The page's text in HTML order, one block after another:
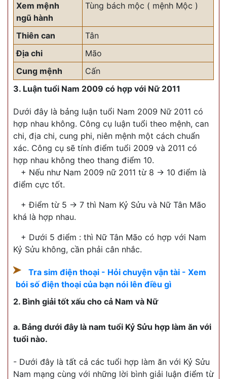
Xem mệnh
ngũ hành
Tùng bách mộc ( mệnh Mộc )
Thiên can
Tân
Địa chi
Mão
Cung mệnh
Cấn
3. Luận tuổi Nam 2009 có hợp với Nữ 2011
Dưới đây là bảng luận tuổi Nam 2009 Nữ 2011 có
hợp nhau không. Công cụ luận tuổi theo mệnh, can
chi, địa chi, cung phi, niên mệnh một cách chuẩn
xác. Công cụ sẽ tính điểm tuổi 2009 và 2011 có
hợp nhau không theo thang điểm 10.
+ Nếu như Nam 2009 nữ 2011 từ 8 -> 10 điểm là
điểm cực tốt.
+ Điểm từ 5 -> 7 thì Nam Kỷ Sửu và Nữ Tân Mão
khá là hợp nhau.
+ Dưới 5 điểm : thì Nữ Tân Mão có hợp với Nam
Kỷ Sửu không, cần phải cân nhắc.
Tra sim điện thoại - Hỏi chuyện vận tài - Xem
bói số điện thoại của bạn nói lên điều gì
2. Bình giải tốt xấu cho cả Nam và Nữ
a. Bảng dưới đây là nam tuổi Kỷ Sửu hợp làm ăn với
tuổi nào.
- Dưới đây là tất cả các tuổi hợp làm ăn với Kỷ Sửu
Nam mạng cùng với những lời bình giải luận điểm từ